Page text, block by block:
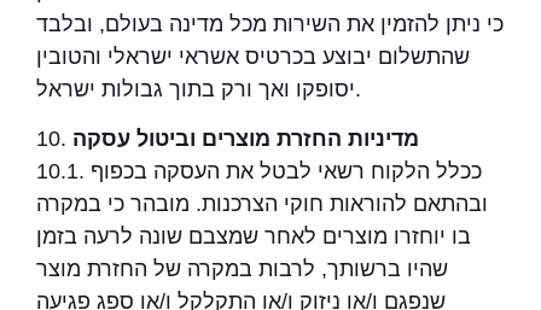
כי ניתן להזמין את השירות מכל מדינה בעולם, ובלבד
שהתשלום יבוצע בכרטיס אשראי ישראלי והטובין
יסופקו ואך ורק בתוך גבולות ישראל.
10. מדיניות החזרת מוצרים וביטול עסקה
10.1. ככלל הלקוח רשאי לבטל את העסקה בכפוף
ובהתאם להוראות חוקי הצרכנות. מובהר כי במקרה
בו יוחזרו מוצרים לאחר שמצבם שונה לרעה בזמן
שהיו ברשותך, לרבות במקרה של החזרת מוצר
שנפגם ו/או ניזוק ו/או התקלקל ו/או ספג פגיעה